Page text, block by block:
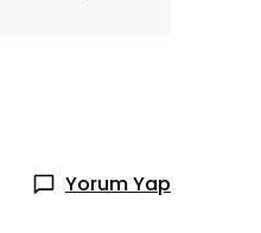
Yorum Yap